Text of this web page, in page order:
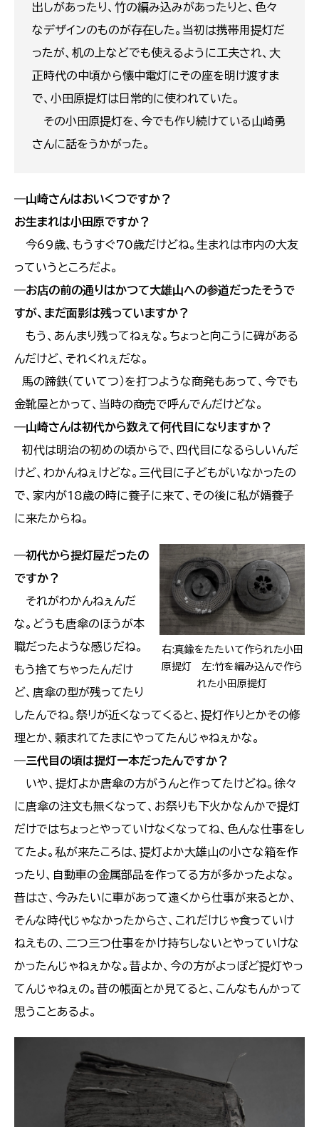
出しがあったり、竹の編み込みがあったりと、色々
なデザインのものが存在した。当初は携帯用提灯だ
ったが、机の上などでも使えるように工夫され、大
正時代の中頃から懐中電灯にその座を明け渡すま
で、小田原提灯は日常的に使われていた。
その小田原提灯を、今でも作り続けている山崎勇
さんに話をうかがった。
―山崎さんはおいくつですか？
お生まれは小田原ですか？
今69歳、もうすぐ70歳だけどね。生まれは市内の大友
っていうところだよ。
―お店の前の通りはかつて大雄山への参道だったそうで
すが、まだ面影は残っていますか？
もう、あんまり残ってねぇな。ちょっと向こうに碑がある
んだけど、それくれぇだな。
馬の蹄鉄（ていてつ）を打つような商発もあって、今でも
金靴屋とかって、当時の商売で呼んでんだけどな。
―山崎さんは初代から数えて何代目になりますか？
初代は明治の初めの頃からで、四代目になるらしいんだ
けど、わかんねぇけどな。三代目に子どもがいなかったの
で、家内が18歳の時に養子に来て、その後に私が婿養子
に来たからね。
右:真鍮をたたいて作られた小田
原提灯 左:竹を編み込んで作ら
れた小田原提灯
―初代から提灯屋だったの
ですか？
それがわかんねぇんだ
な。どうも唐傘のほうが本
職だったような感じだね。
もう捨てちゃったんだけ
ど、唐傘の型が残ってたり
したんでね。祭リが近くなってくると、提灯作りとかその修
理とか、頼まれてたまにやってたんじゃねぇかな。
―三代目の頃は提灯一本だったんですか？
いや、提灯よか唐傘の方がうんと作ってたけどね。徐々
に唐傘の注文も無くなって、お祭りも下火かなんかで提灯
だけではちょっとやっていけなくなってね、色んな仕事をし
てたよ。私が来たころは、提灯よか大雄山の小さな箱を作
ったり、自動車の金属部品を作ってる方が多かったよな。
昔はさ、今みたいに車があって遠くから仕事が来るとか、
そんな時代じゃなかったからさ、これだけじゃ食っていけ
ねえもの、二つ三つ仕事をかけ持ちしないとやっていけな
かったんじゃねぇかな。昔よか、今の方がよっぽど提灯やっ
てんじゃねぇの。昔の帳面とか見てると、こんなもんかって
思うことあるよ。